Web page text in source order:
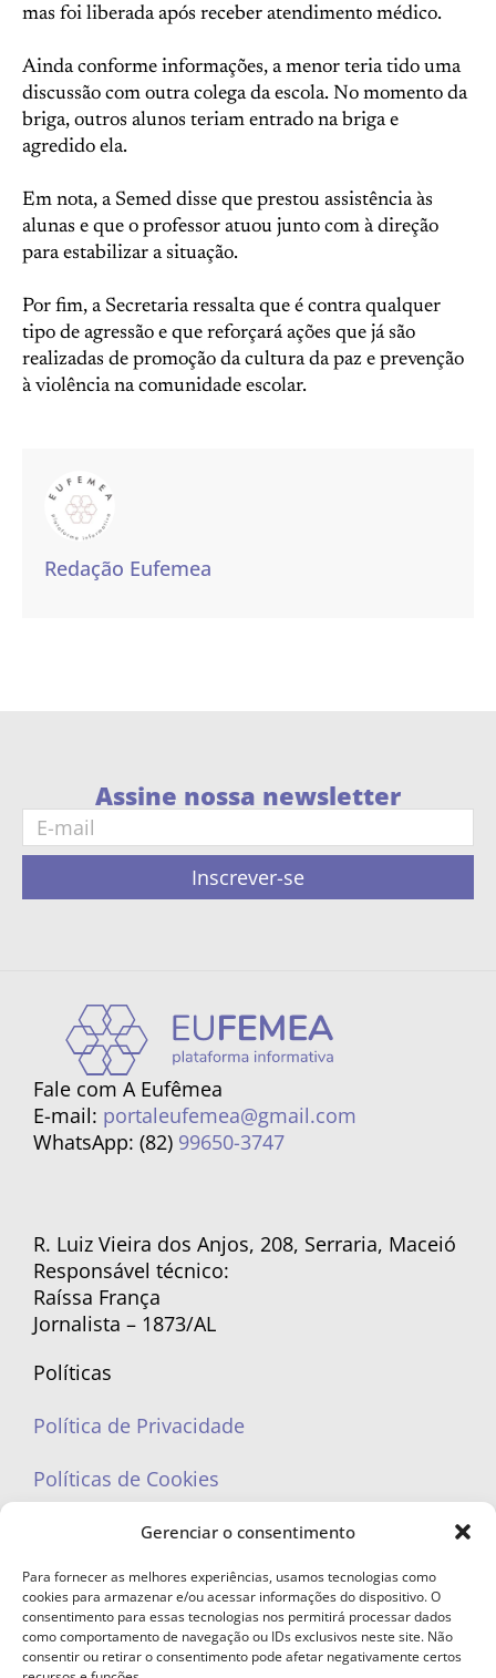
Gerenciar o consentimento
Para fornecer as melhores experiências, usamos tecnologias como
cookies para armazenar e/ou acessar informações do dispositivo. O
consentimento para essas tecnologias nos permitirá processar dados
como comportamento de navegação ou IDs exclusivos neste site. Não
consentir ou retirar o consentimento pode afetar negativamente certos
mas foi liberada após receber atendimento médico.
Ainda conforme informações, a menor teria tido uma
discussão com outra colega da escola. No momento da
briga, outros alunos teriam entrado na briga e
agredido ela.
Em nota, a Semed disse que prestou assistência às
alunas e que o professor atuou junto com à direção
para estabilizar a situação.
Por fim, a Secretaria ressalta que é contra qualquer
tipo de agressão e que reforçará ações que já são
realizadas de promoção da cultura da paz e prevenção
à violência na comunidade escolar.
Redação Eufemea
Assine nossa newsletter
Inscrever-se
Fale com A Eufêmea
E-mail: portaleufemea@gmail.com
WhatsApp: (82) 99650-3747
R. Luiz Vieira dos Anjos, 208, Serraria, Maceió
Responsável técnico:
Raíssa França
Jornalista – 1873/AL
Políticas
Política de Privacidade
Políticas de Cookies
portaleufemea@gmail.com